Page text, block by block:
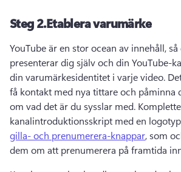
Steg 2.Etablera varumärke
YouTube är en stor ocean av innehåll,
presenterar dig själv och din YouTube-
din varumärkesidentitet i varje video.
få kontakt med nya tittare och påminna
om vad det är du sysslar med.
kanalintroduktionsskript med en
gilla- och prenumerera-knappar, som
dem om att prenumerera på framtida